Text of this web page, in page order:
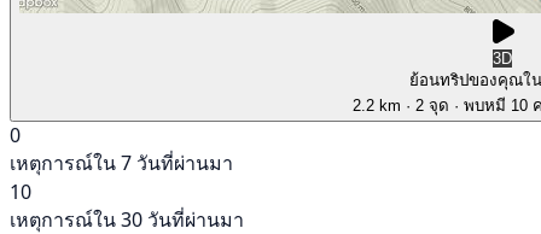
3D
ย้อนทริปของคุณใ
2.2 km · 2 จุด · พบหมี 10
0
เหตุการณ์ใน 7 วันที่ผ่านมา
10
เหตุการณ์ใน 30 วันที่ผ่านมา